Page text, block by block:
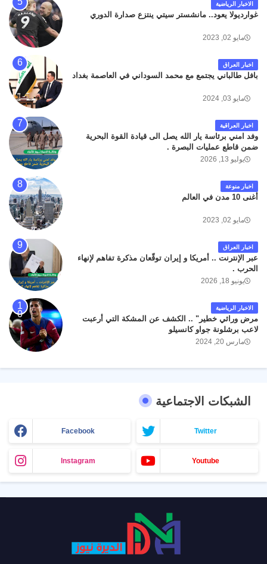
الاخبار الرياضية
غوارديولا يعود.. مانشستر سيتي ينتزع صدارة الدوري
مايو 02, 2023
اخبار العراق
بافل طالباني يجتمع مع محمد السوداني في العاصمة بغداد
مايو 03, 2024
اخبار العراقية
وفد امني برئاسة يار الله يصل الى قيادة القوة البحرية
ضمن قاطع عمليات البصرة .
يوليو 13, 2026
اخبار منوعة
أغنى 10 مدن في العالم
مايو 02, 2023
اخبار العراق
عبر الإنترنت .. أمريكا و إيران توقّعان مذكرة تفاهم لإنهاء
الحرب .
يونيو 18, 2026
الاخبار الرياضية
مرض وراثي خطير" .. الكشف عن المشكة التي أرعبت
لاعب برشلونة جواو كانسيلو
مارس 20, 2024
الشبكات الاجتماعية
Facebook Twitter
Instagram Youtube